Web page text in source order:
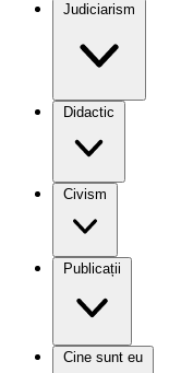
Judiciarism
Didactic
Civism
Publicații
Cine sunt eu